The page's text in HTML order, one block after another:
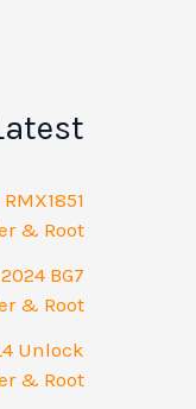
& Root
BG7
& Root
Unlock
& Root